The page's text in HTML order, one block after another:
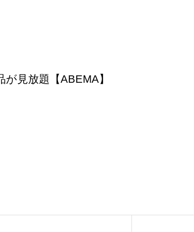
見放題【ABEMA】